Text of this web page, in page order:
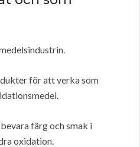
för att verka som
färg och smak i
oxidation.